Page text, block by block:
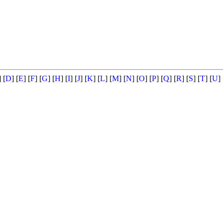
[D] [E] [F] [G] [H] [I] [J] [K] [L] [M] [N] [O] [P] [Q] [R] [S] [T] [U]